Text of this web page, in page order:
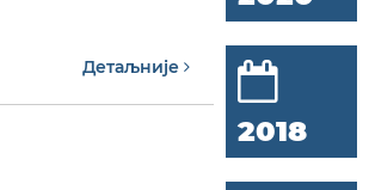
Детаљније
2018